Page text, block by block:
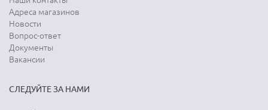
Адреса магазинов
Новости
Вопрос-ответ
Документы
Вакансии
СЛЕДУЙТЕ ЗА НАМИ